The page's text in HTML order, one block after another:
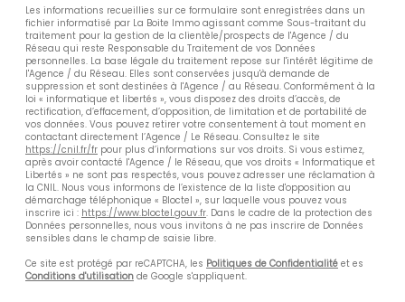
Les informations recueillies sur ce formulaire sont enregistrées dans un
fichier informatisé par La Boite Immo agissant comme Sous-traitant du
traitement pour la gestion de la clientèle/prospects de l'Agence / du
Réseau qui reste Responsable du Traitement de vos Données
personnelles. La base légale du traitement repose sur l'intérêt légitime de
l'Agence / du Réseau. Elles sont conservées jusqu'à demande de
suppression et sont destinées à l'Agence / au Réseau. Conformément à la
loi « informatique et libertés », vous disposez des droits d’accès, de
rectification, d’effacement, d’opposition, de limitation et de portabilité de
vos données. Vous pouvez retirer votre consentement à tout moment en
contactant directement l’Agence / Le Réseau. Consultez le site
https://cnil.fr/fr pour plus d’informations sur vos droits. Si vous estimez,
après avoir contacté l'Agence / le Réseau, que vos droits « Informatique et
Libertés » ne sont pas respectés, vous pouvez adresser une réclamation à
la CNIL. Nous vous informons de l’existence de la liste d'opposition au
démarchage téléphonique « Bloctel », sur laquelle vous pouvez vous
inscrire ici : https://www.bloctel.gouv.fr . Dans le cadre de la protection des
Données personnelles, nous vous invitons à ne pas inscrire de Données
sensibles dans le champ de saisie libre.
Ce site est protégé par reCAPTCHA, les Politiques de Confidentialité et es
Conditions d'utilisation de Google s'appliquent.